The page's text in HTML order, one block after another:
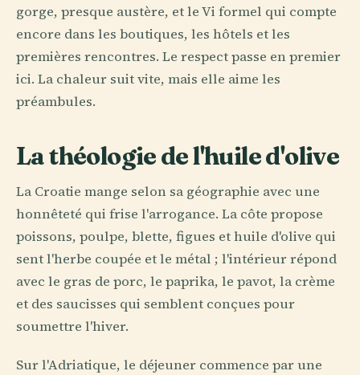
gorge, presque austère, et le Vi formel qui compte
encore dans les boutiques, les hôtels et les
premières rencontres. Le respect passe en premier
ici. La chaleur suit vite, mais elle aime les
préambules.
La théologie de l'huile d'olive
La Croatie mange selon sa géographie avec une
honnêteté qui frise l'arrogance. La côte propose
poissons, poulpe, blette, figues et huile d'olive qui
sent l'herbe coupée et le métal ; l'intérieur répond
avec le gras de porc, le paprika, le pavot, la crème
et des saucisses qui semblent conçues pour
soumettre l'hiver.
Sur l'Adriatique, le déjeuner commence par une